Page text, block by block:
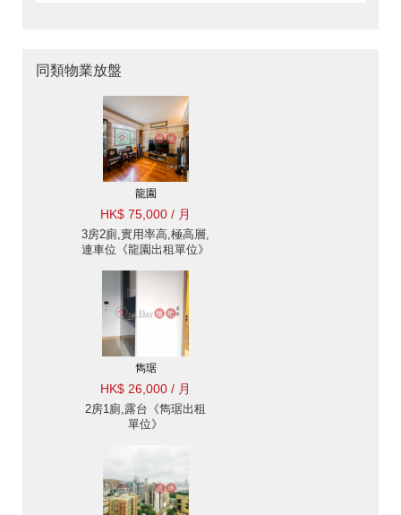
同類物業放盤
龍園
HK$ 75,000 / 月
3房2廁,實用率高,極高層,
連車位《龍園出租單位》
雋琚
HK$ 26,000 / 月
2房1廁,露台《雋琚出租
單位》